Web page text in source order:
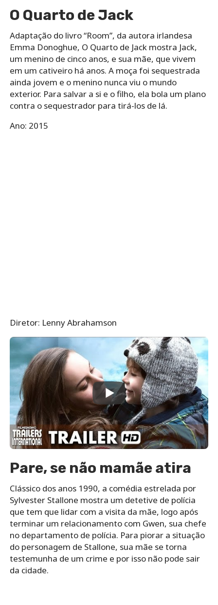
O Quarto de Jack
Adaptação do livro “Room”, da autora irlandesa
Emma Donoghue, O Quarto de Jack mostra Jack,
um menino de cinco anos, e sua mãe, que vivem
em um cativeiro há anos. A moça foi sequestrada
ainda jovem e o menino nunca viu o mundo
exterior. Para salvar a si e o filho, ela bola um plano
contra o sequestrador para tirá-los de lá.
Ano: 2015
Diretor: Lenny Abrahamson
Pare, se não mamãe atira
Clássico dos anos 1990, a comédia estrelada por
Sylvester Stallone mostra um detetive de polícia
que tem que lidar com a visita da mãe, logo após
terminar um relacionamento com Gwen, sua chefe
no departamento de polícia. Para piorar a situação
do personagem de Stallone, sua mãe se torna
testemunha de um crime e por isso não pode sair
da cidade.